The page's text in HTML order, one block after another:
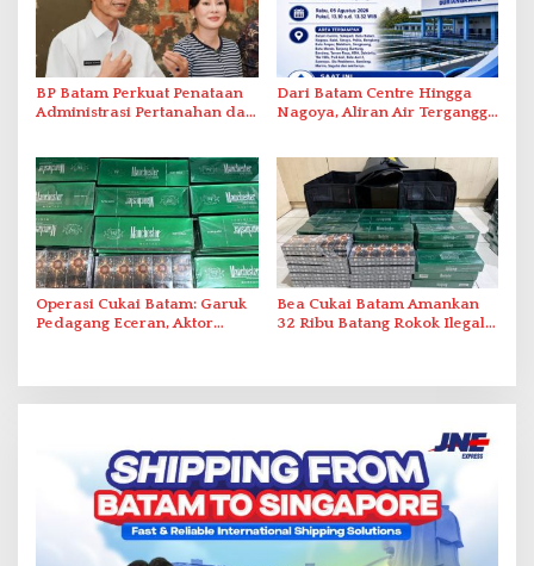
BP Batam Perkuat Penataan
Administrasi Pertanahan dan
Dari Batam Centre Hingga
Nagoya, Aliran Air Terganggu
Operasi Cukai Batam: Garuk
Pedagang Eceran, Aktor
Bea Cukai Batam Amankan
32 Ribu Batang Rokok Ilegal